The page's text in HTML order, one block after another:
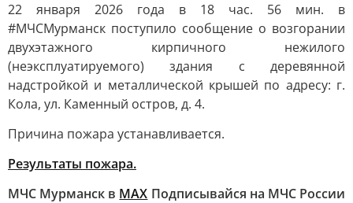
22 января 2026 года в 18 час. 56 мин. в
#МЧСМурманск поступило сообщение о возгорании
двухэтажного кирпичного нежилого
(неэксплуатируемого) здания с деревянной
надстройкой и металлической крышей по адресу: г.
Кола, ул. Каменный остров, д. 4.
Причина пожара устанавливается.
Результаты пожара.
МЧС Мурманск в МАХ Подписывайся на МЧС России